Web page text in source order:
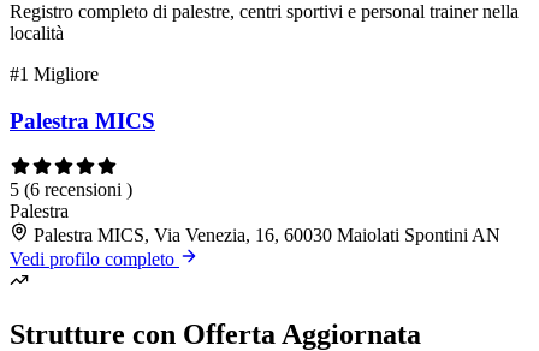
Registro completo di palestre, centri sportivi e personal trainer nella
località
#1 Migliore
Palestra MICS
5 (6 recensioni )
Palestra
Palestra MICS, Via Venezia, 16, 60030 Maiolati Spontini AN
Vedi profilo completo
Strutture con Offerta Aggiornata